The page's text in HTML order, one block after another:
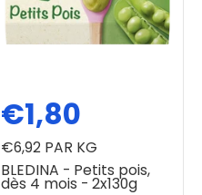
BLEDINA - Petits pois,
dès 4 mois - 2x130g
€1,80
€6,92 PAR KG